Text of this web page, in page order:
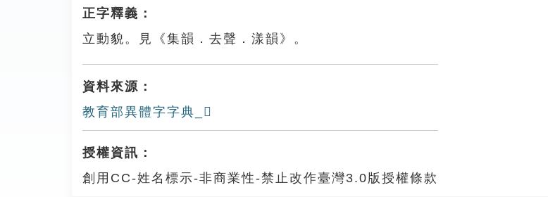
正字釋義：
立動貌。見《集韻．去聲．漾韻》。
資料來源：
教育部異體字字典_𠍵
授權資訊：
創用CC-姓名標示-非商業性-禁止改作臺灣3.0版授權條款